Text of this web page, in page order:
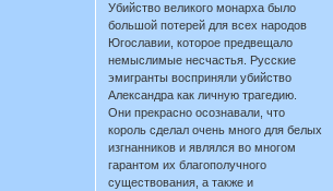
Убийство великого монарха было
большой потерей для всех народов
Югославии, которое предвещало
немыслимые несчастья. Русские
эмигранты восприняли убийство
Александра как личную трагедию.
Они прекрасно осознавали, что
король сделал очень много для белых
изгнанников и являлся во многом
гарантом их благополучного
существования, а также и